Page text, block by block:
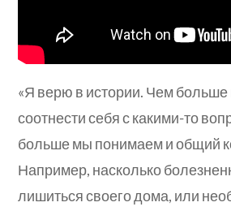
«Я верю в истории. Чем
соотнести себя с какими-то
больше мы понимаем и общий
Например, насколько
лишиться своего дома, или